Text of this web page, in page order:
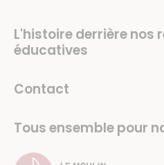
L'histoire derrière nos
éducatives
Contact
Tous ensemble pour